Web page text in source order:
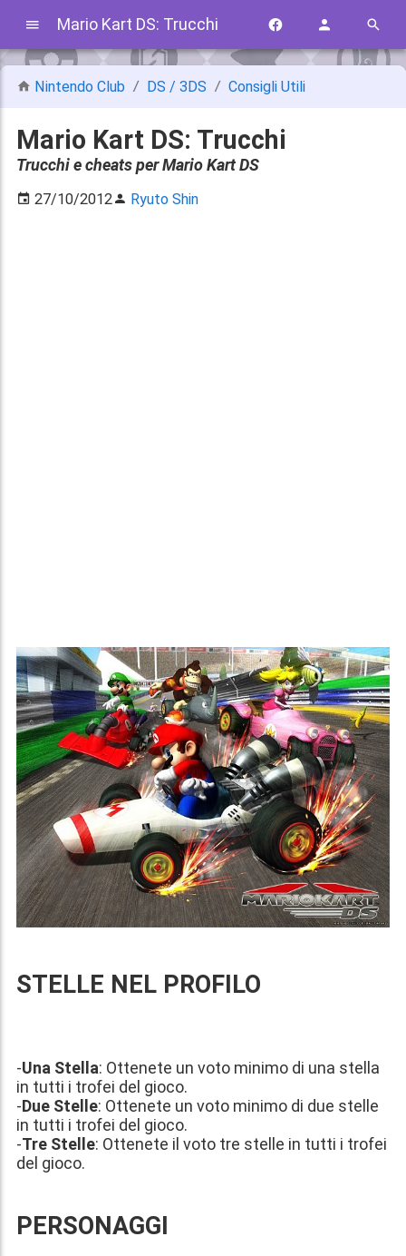
Mario Kart DS: Trucchi
Nintendo Club DS / 3DS Consigli Utili
Mario Kart DS: Trucchi
Trucchi e cheats per Mario Kart DS
27/10/2012 Ryuto Shin
STELLE NEL PROFILO
-Una Stella: Ottenete un voto minimo di una stella
in tutti i trofei del gioco.
-Due Stelle: Ottenete un voto minimo di due stelle
in tutti i trofei del gioco.
-Tre Stelle: Ottenete il voto tre stelle in tutti i trofei
del gioco.
PERSONAGGI